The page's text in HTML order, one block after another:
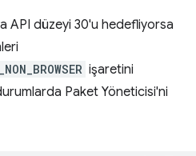
API düzeyi 30'u hedefliyorsa
işaretini
Paket Yöneticisi'ni